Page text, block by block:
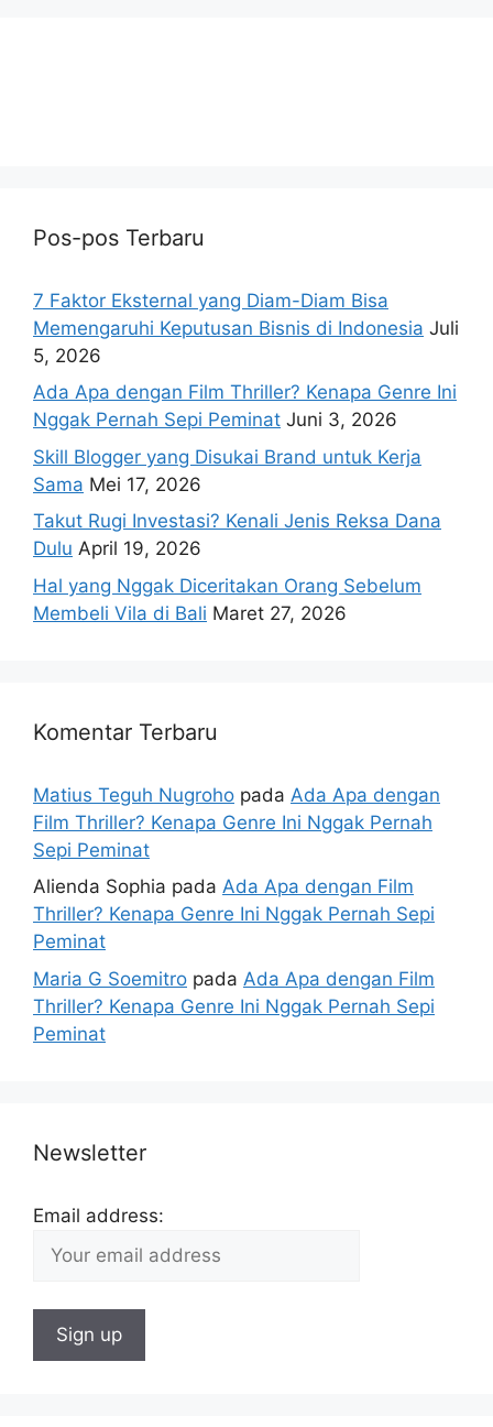
Pos-pos Terbaru
7 Faktor Eksternal yang Diam-Diam Bisa
Memengaruhi Keputusan Bisnis di Indonesia Juli
5, 2026
Ada Apa dengan Film Thriller? Kenapa Genre Ini
Nggak Pernah Sepi Peminat Juni 3, 2026
Skill Blogger yang Disukai Brand untuk Kerja
Sama Mei 17, 2026
Takut Rugi Investasi? Kenali Jenis Reksa Dana
Dulu April 19, 2026
Hal yang Nggak Diceritakan Orang Sebelum
Membeli Vila di Bali Maret 27, 2026
Komentar Terbaru
Matius Teguh Nugroho pada Ada Apa dengan
Film Thriller? Kenapa Genre Ini Nggak Pernah
Sepi Peminat
Alienda Sophia pada Ada Apa dengan Film
Thriller? Kenapa Genre Ini Nggak Pernah Sepi
Peminat
Maria G Soemitro pada Ada Apa dengan Film
Thriller? Kenapa Genre Ini Nggak Pernah Sepi
Peminat
Newsletter
Email address: